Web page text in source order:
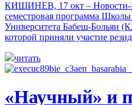
КИШИНЕВ, 17 окт – Новости-
семестровая программа
Университета Бабеш-Больяи
которой приняли участие
читать
«Научный» и